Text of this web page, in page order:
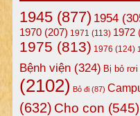
1945(877) 1954
1970(207) 1971 (113) 1972
1975 (813) 1976 (124)
Bệnh viện(324) Bị bỏ rơi
(2102) Bỏ đi(87)
(632) Cho con (545)